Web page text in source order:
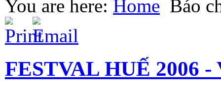
You are here: Home Báo
FESTVAL HUẾ 2006 -